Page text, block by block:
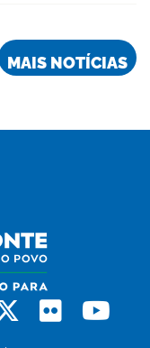
MAIS NOTÍCIAS
X Flickr